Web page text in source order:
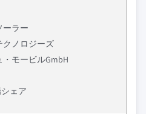
ーラー
クノロジーズ
モービルGmbH
ェア